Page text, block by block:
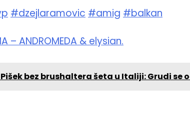
#dzejlaramovic #amig #balkan
– ANDROMEDA & elysian.
bez brushaltera šeta u Italiji: Grudi se